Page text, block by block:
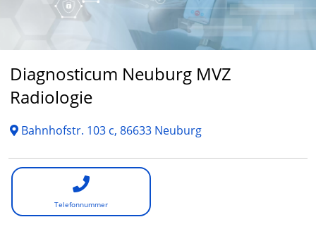
Finden
Diagnosticum Neuburg MVZ
Radiologie
Bahnhofstr. 103 c, 86633 Neuburg
Telefonnummer